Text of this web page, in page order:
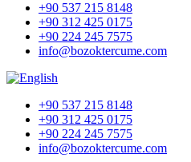
+90 537 215 8148
+90 312 425 0175
+90 224 245 7575
info@bozoktercume.com
+90 537 215 8148
+90 312 425 0175
+90 224 245 7575
info@bozoktercume.com